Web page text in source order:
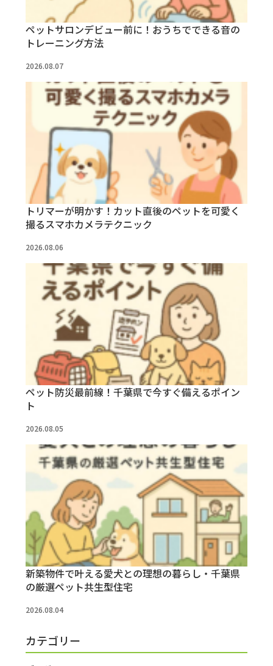
ペットサロンデビュー前に！おうちでできる音の
トレーニング方法
2026.08.07
トリマーが明かす！カット直後のペットを可愛く
撮るスマホカメラテクニック
2026.08.06
ペット防災最前線！千葉県で今すぐ備えるポイン
ト
2026.08.05
新築物件で叶える愛犬との理想の暮らし・千葉県
の厳選ペット共生型住宅
2026.08.04
カテゴリー